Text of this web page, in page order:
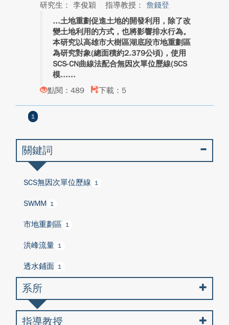
研究生： 李俊穎
指導教授： 詹錢登
土地重劃促進土地的開發利用，除了改
變土地利用的方式，也將影響排水行為。
本研究以高雄市大樹區湖底段市地重劃區
為研究對象(總面積約2.379公頃)，使用
SCS-CN曲線法配合無因次單位歷線(SCS
模...
點閱：489
下載：5
1
關鍵詞
SCS無因次單位歷線 1
SWMM 1
市地重劃區 1
洪峰流量 1
透水鋪面 1
系所
指導教授